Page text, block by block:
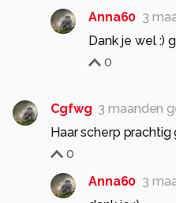
Anna60 3
Dank je wel :)
0
Cgfwg 3 maanden
Haar scherp prachtig
0
Anna60 3